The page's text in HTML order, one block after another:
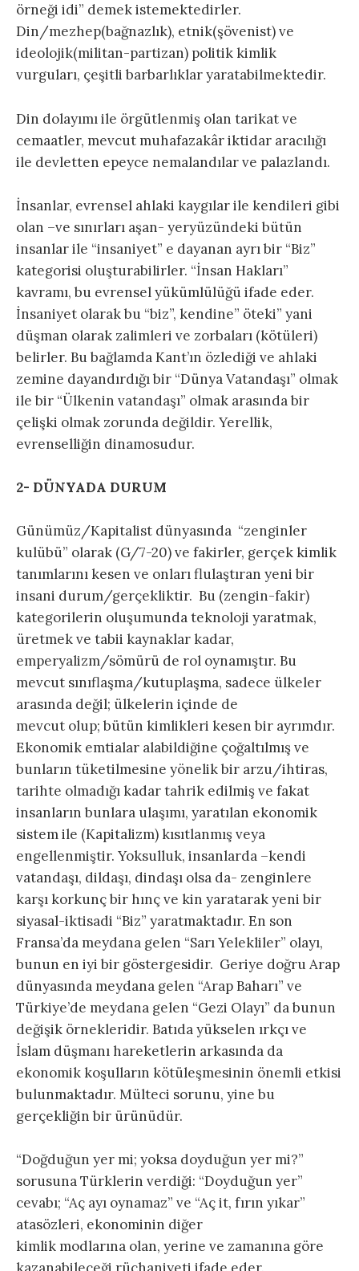
örneği idi” demek istemektedirler.
Din/mezhep(bağnazlık), etnik(şövenist) ve
ideolojik(militan-partizan) politik kimlik
vurguları, çeşitli barbarlıklar yaratabilmektedir.
Din dolayımı ile örgütlenmiş olan tarikat ve
cemaatler, mevcut muhafazakâr iktidar aracılığı
ile devletten epeyce nemalandılar ve palazlandı.
İnsanlar, evrensel ahlaki kaygılar ile kendileri gibi
olan –ve sınırları aşan- yeryüzündeki bütün
insanlar ile “insaniyet” e dayanan ayrı bir “Biz”
kategorisi oluşturabilirler. “İnsan Hakları”
kavramı, bu evrensel yükümlülüğü ifade eder.
İnsaniyet olarak bu “biz”, kendine” öteki” yani
düşman olarak zalimleri ve zorbaları (kötüleri)
belirler. Bu bağlamda Kant’ın özlediği ve ahlaki
zemine dayandırdığı bir “Dünya Vatandaşı” olmak
ile bir “Ülkenin vatandaşı” olmak arasında bir
çelişki olmak zorunda değildir. Yerellik,
evrenselliğin dinamosudur.
2- DÜNYADA DURUM
Günümüz/Kapitalist dünyasında “zenginler
kulübü” olarak (G/7-20) ve fakirler, gerçek kimlik
tanımlarını kesen ve onları flulaştıran yeni bir
insani durum/gerçekliktir. Bu (zengin-fakir)
kategorilerin oluşumunda teknoloji yaratmak,
üretmek ve tabii kaynaklar kadar,
emperyalizm/sömürü de rol oynamıştır. Bu
mevcut sınıflaşma/kutuplaşma, sadece ülkeler
arasında değil; ülkelerin içinde de
mevcut olup; bütün kimlikleri kesen bir ayrımdır.
Ekonomik emtialar alabildiğine çoğaltılmış ve
bunların tüketilmesine yönelik bir arzu/ihtiras,
tarihte olmadığı kadar tahrik edilmiş ve fakat
insanların bunlara ulaşımı, yaratılan ekonomik
sistem ile (Kapitalizm) kısıtlanmış veya
engellenmiştir. Yoksulluk, insanlarda –kendi
vatandaşı, dildaşı, dindaşı olsa da- zenginlere
karşı korkunç bir hınç ve kin yaratarak yeni bir
siyasal-iktisadi “Biz” yaratmaktadır. En son
Fransa’da meydana gelen “Sarı Yelekliler” olayı,
bunun en iyi bir göstergesidir. Geriye doğru Arap
dünyasında meydana gelen “Arap Baharı” ve
Türkiye’de meydana gelen “Gezi Olayı” da bunun
değişik örnekleridir. Batıda yükselen ırkçı ve
İslam düşmanı hareketlerin arkasında da
ekonomik koşulların kötüleşmesinin önemli etkisi
bulunmaktadır. Mülteci sorunu, yine bu
gerçekliğin bir ürünüdür.
“Doğduğun yer mi; yoksa doyduğun yer mi?”
sorusuna Türklerin verdiği: “Doyduğun yer”
cevabı; “Aç ayı oynamaz” ve “Aç it, fırın yıkar”
atasözleri, ekonominin diğer
kimlik modlarına olan, yerine ve zamanına göre